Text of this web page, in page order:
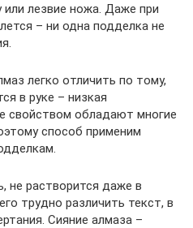
лезвие ножа. Даже при
– ни одна подделка не
легко отличить по тому,
в руке – низкая
свойством обладают многие
способ применим
не растворится даже в
трудно различить текст, в
Сияние алмаза –